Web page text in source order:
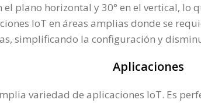
plano horizontal y 30° en el vertical, lo
IoT en áreas amplias donde se
simplificando la configuración y
Aplicaciones
variedad de aplicaciones IoT. Es